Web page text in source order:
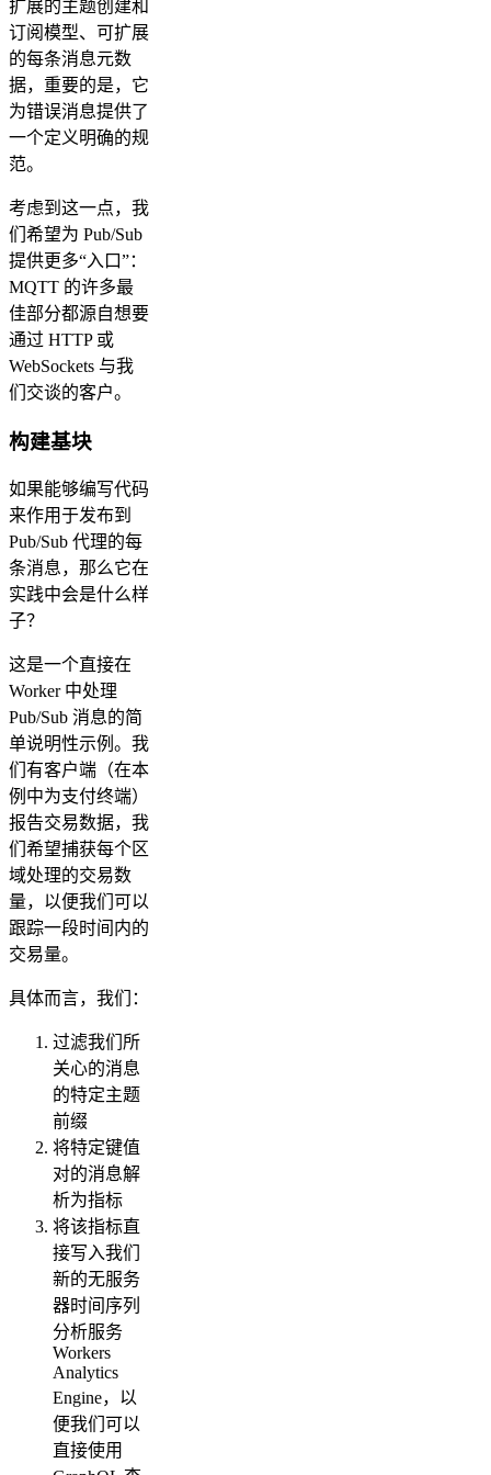
扩展的主题创建和
订阅模型、可扩展
的每条消息元数
据，重要的是，它
为错误消息提供了
一个定义明确的规
范。
考虑到这一点，我
们希望为 Pub/Sub
提供更多“入口”：
MQTT 的许多最
佳部分都源自想要
通过 HTTP 或
WebSockets 与我
们交谈的客户。
构建基块
如果能够编写代码
来作用于发布到
Pub/Sub 代理的每
条消息，那么它在
实践中会是什么样
子？
这是一个直接在
Worker 中处理
Pub/Sub 消息的简
单说明性示例。我
们有客户端（在本
例中为支付终端）
报告交易数据，我
们希望捕获每个区
域处理的交易数
量，以便我们可以
跟踪一段时间内的
交易量。
具体而言，我们：
过滤我们所
关心的消息
的特定主题
前缀
将特定键值
对的消息解
析为指标
将该指标直
接写入我们
新的无服务
器时间序列
分析服务
Workers
Analytics
Engine，以
便我们可以
直接使用